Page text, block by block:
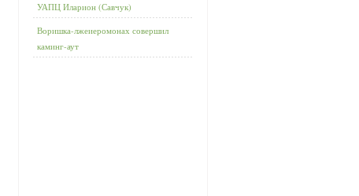
УАПЦ Иларион (Савчук)
Воришка-лжеиеромонах совершил
каминг-аут